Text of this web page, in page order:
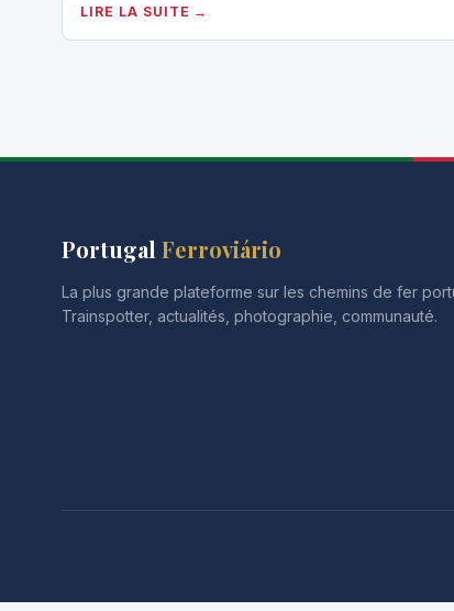
LIRE LA SUITE →
Portugal Ferroviário
La plus grande plateforme sur les chemins de fer
Trainspotter, actualités, photographie, communauté.